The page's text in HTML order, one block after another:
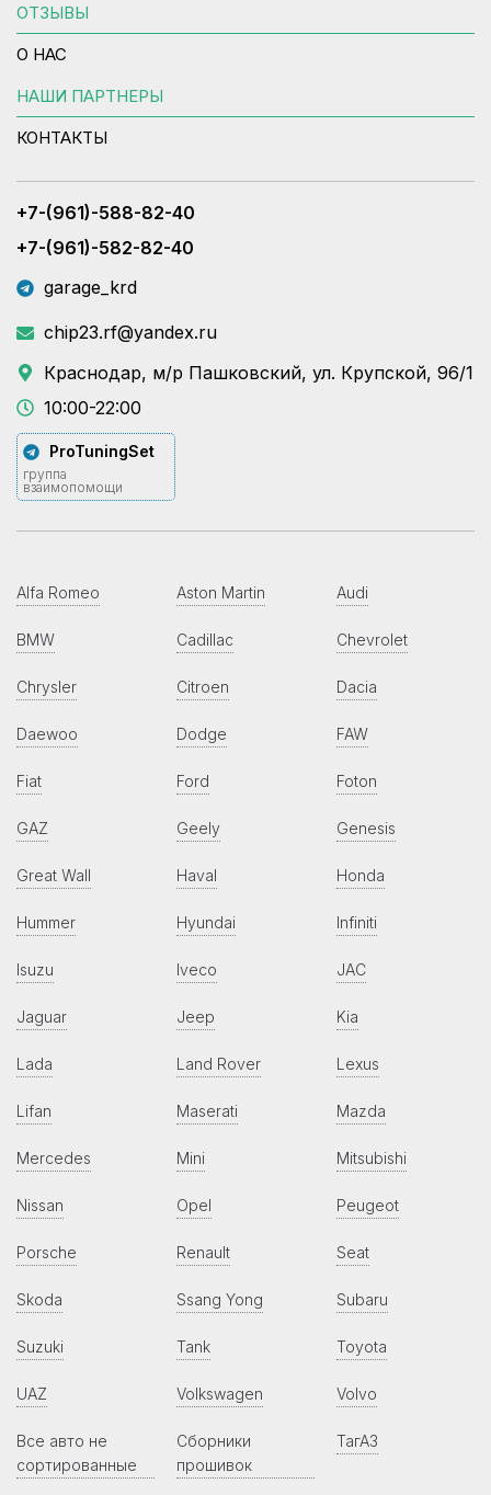
ОТЗЫВЫ
О НАС
НАШИ ПАРТНЕРЫ
КОНТАКТЫ
+7-(961)-588-82-40
+7-(961)-582-82-40
garage_krd
chip23.rf@yandex.ru
Краснодар, м/р Пашковский, ул. Крупской, 96/1
10:00-22:00
ProTuningSet
группа
взаимопомощи
Alfa Romeo Aston Martin Audi
BMW Cadillac Chevrolet
Chrysler Citroen Dacia
Daewoo Dodge FAW
Fiat Ford Foton
GAZ Geely Genesis
Great Wall Haval Honda
Hummer Hyundai Infiniti
Isuzu Iveco JAC
Jaguar Jeep Kia
Lada Land Rover Lexus
Lifan Maserati Mazda
Mercedes Mini Mitsubishi
Nissan Opel Peugeot
Porsche Renault Seat
Skoda Ssang Yong Subaru
Suzuki Tank Toyota
UAZ Volkswagen Volvo
Все авто не
сортированные
Сборники
прошивок
ТагАЗ